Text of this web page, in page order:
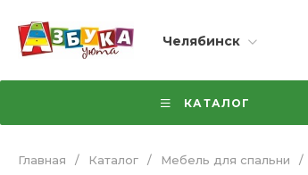
Челябинск
КАТАЛОГ
Главная / Каталог / Мебель для спальни /